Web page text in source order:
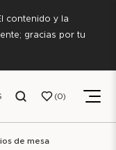
contenido y la
gracias por tu
0
de mesa